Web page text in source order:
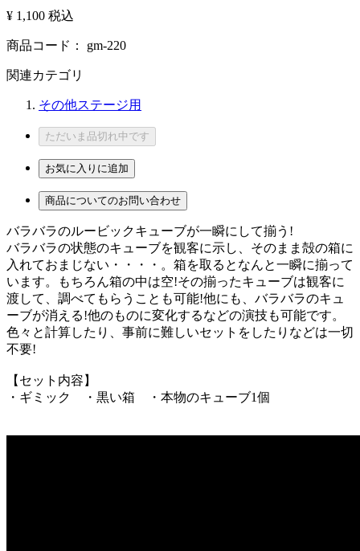
¥ 1,100 税込
商品コード： gm-220
関連カテゴリ
その他ステージ用
ただいま品切れ中です
お気に入りに追加
商品についてのお問い合わせ
バラバラのルービックキューブが一瞬にして揃う!
バラバラの状態のキューブを観客に示し、そのまま殻の箱に
入れておまじない・・・・。箱を取るとなんと一瞬に揃って
います。もちろん箱の中は空!その揃ったキューブは観客に
渡して、調べてもらうことも可能!他にも、バラバラのキュ
ーブが消える!他のものに変化するなどの演技も可能です。
色々と計算したり、事前に難しいセットをしたりなどは一切
不要!
【セット内容】
・ギミック ・黒い箱 ・本物のキューブ1個